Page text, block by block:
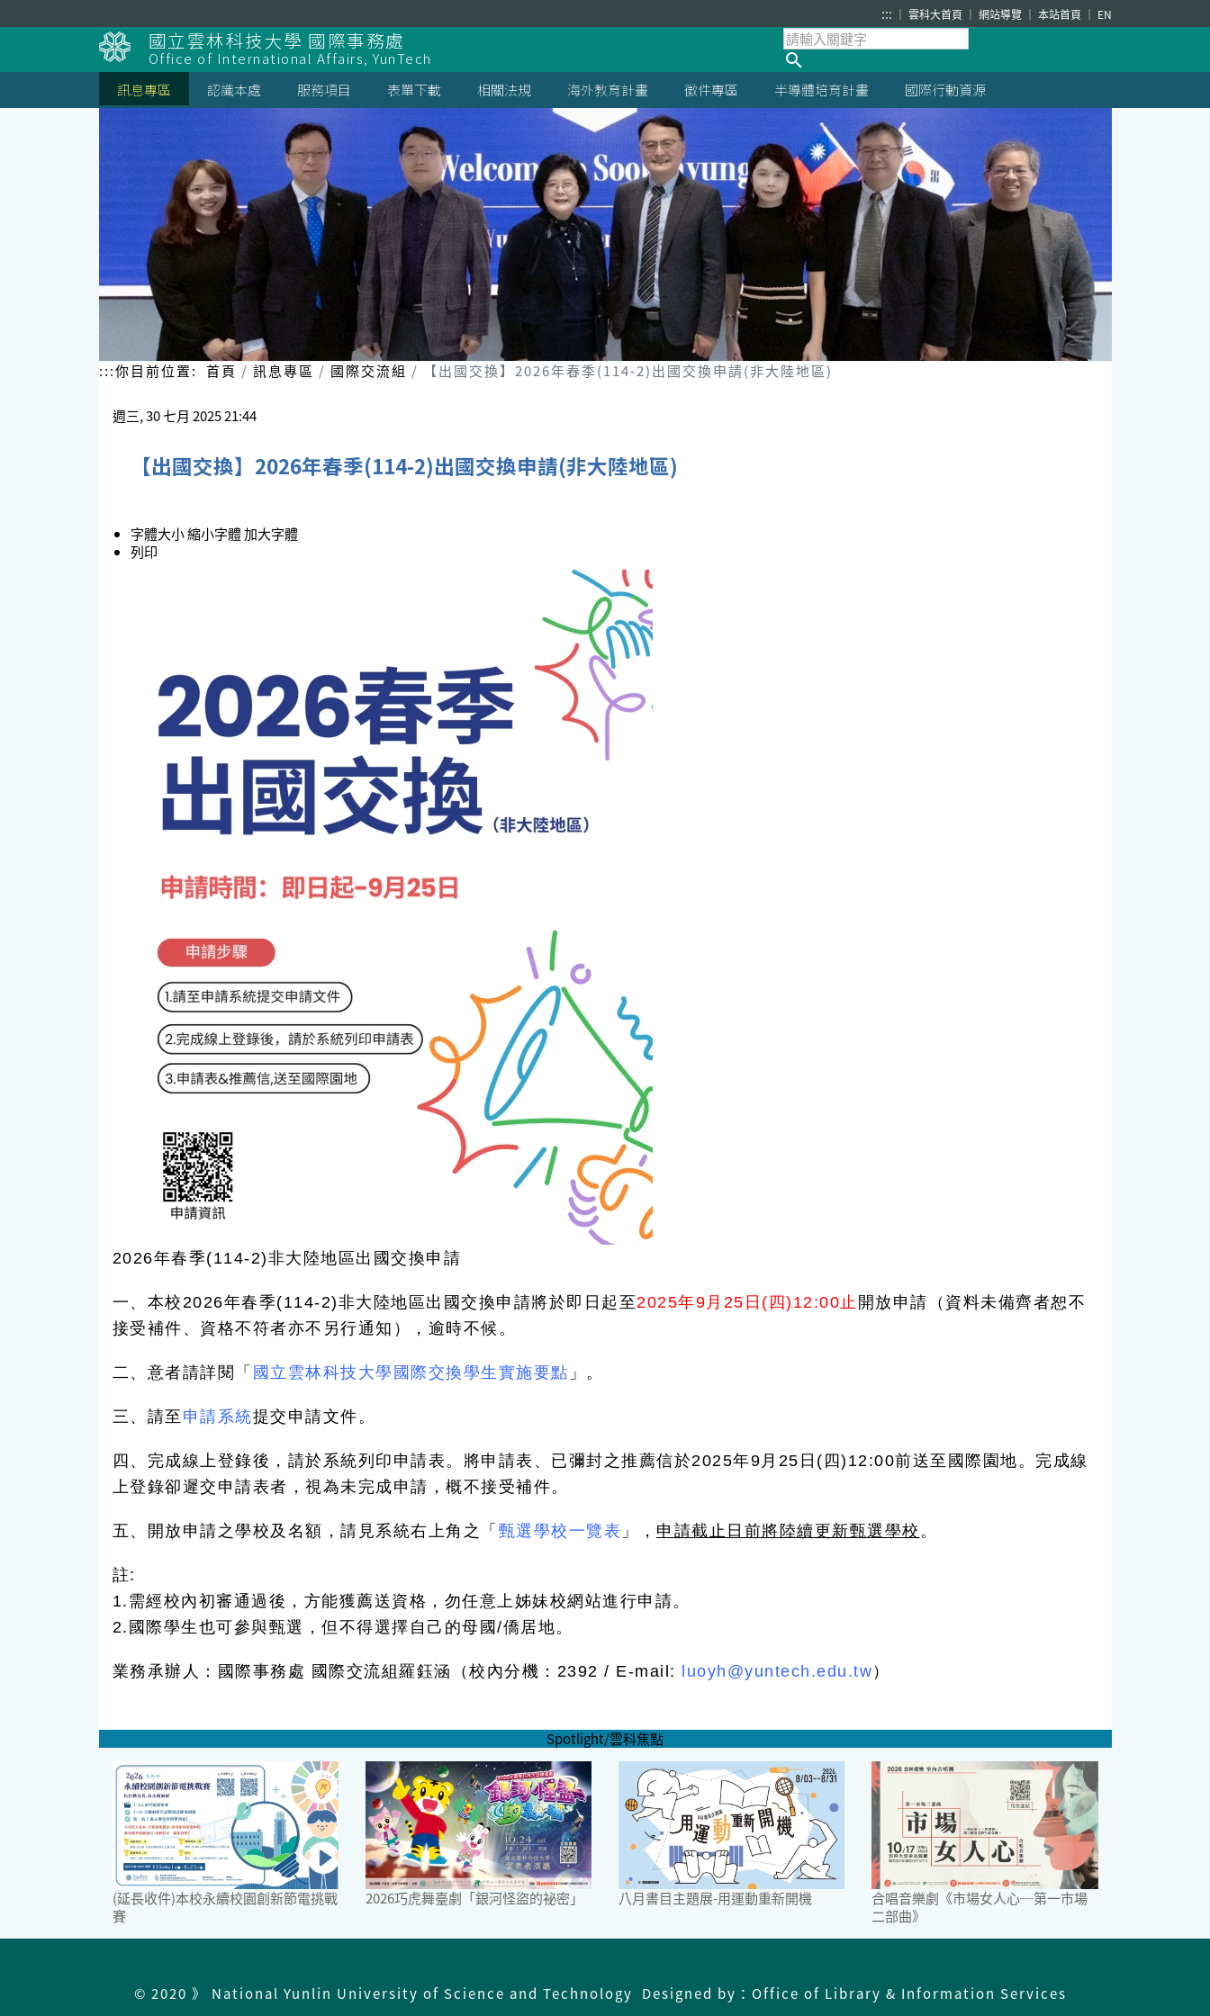
到
主
要
內
容
::: 雲科大首頁 網站導覽 本站首頁 EN
國立雲林科技大學 國際事務處
Office of International Affairs, YunTech
訊息專區
認識本處 服務項目 表單下載 相關法規 海外教育計畫 徵件專區 半導體培育計畫 國際行動資源
:::你目前位置: 首頁 訊息專區 國際交流組 【出國交換】2026年春季(114-2)出國交換申請(非大陸地區)
週三, 30 七月 2025 21:44
【出國交換】2026年春季(114-2)出國交換申請(非大陸地區)
字體大小縮小字體加大字體
列印
2026年春季(114-2)非大陸地區出國交換申請
一、本校2026年春季(114-2)非大陸地區出國交換申請將於即日起至2025年9月25日(四)12:00止 開放申請（資料未備齊者恕不
接受補件、資格不符者亦不另行通知），逾時不候。
二、意者請詳閱「 國立雲林科技大學國際交換學生實施要點 」。
三、請至 申請系統提交申請文件。
四、完成線上登錄後，請於系統列印申請表。將申請表、已彌封之推薦信於2025年9月25日(四)12:00前送至國際園地。完成線
上登錄卻遲交申請表者，視為未完成申請，概不接受補件。
五、開放申請之學校及名額，請見系統右上角之「 甄選學校一覽表 」， 申請截止日前將陸續更新甄選學校 。
註:
1.需經校內初審通過後，方能獲薦送資格， 勿任意上姊妹校網站進行申請。
2.國際學生也可參與甄選，但不得選擇自己的母國/僑居地。
業務承辦人：國際事務處 國際交流組羅鈺涵（校內分機：2392 / E-mail: luoyh@yuntech.edu.tw ）
Spotlight/雲科焦點
(延長收件)本校永續校園創新節電挑戰
賽
2026巧虎舞臺劇「銀河怪盜的祕密」 八月書目主題展-用運動重新開機
合唱音樂劇《市場女人心─第一市場
二部曲》
© 2020 》 National Yunlin University of Science and Technology Designed by：Office of Library & Information Services